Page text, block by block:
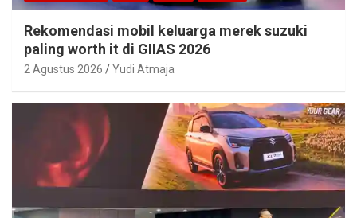
Rekomendasi mobil keluarga merek suzuki
paling worth it di GIIAS 2026
2 Agustus 2026 Yudi Atmaja